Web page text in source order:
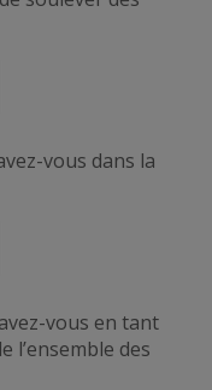
vous dans la
vous en tant
l’ensemble des